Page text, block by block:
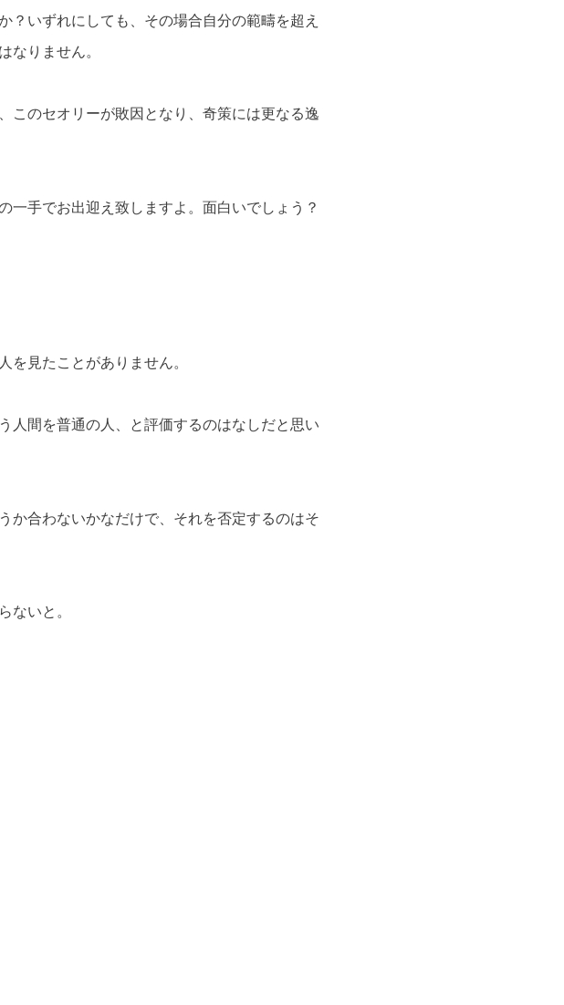
いずれにしても、その場合自分の範疇を超え
なりません。
このセオリーが敗因となり、奇策には更なる逸
一手でお出迎え致しますよ。面白いでしょう？
を見たことがありません。
人間を普通の人、と評価するのはなしだと思い
か合わないかなだけで、それを否定するのはそ
ないと。